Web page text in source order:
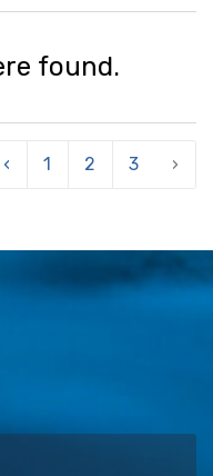
found.
‹ 1 2 3 ›